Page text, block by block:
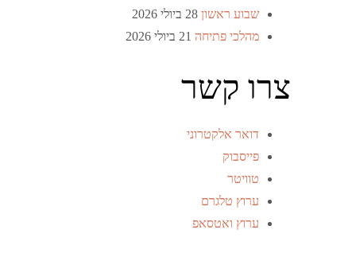
שבוע ראשון 28 ביולי 2026
מהלכי פתיחה 21 ביולי 2026
צרו קשר
דואר אלקטרוני
פייסבוק
טוויטר
ערוץ טלגרם
ערוץ ואטסאפ